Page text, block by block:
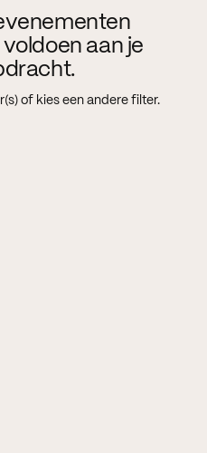
aan je
of kies een andere filter.